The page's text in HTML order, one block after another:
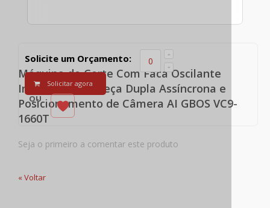
Máquina de Corte Com Faca Oscilante
Inteligente, Cabeça Dupla Assíncrona e
Posicionamento de Câmera AI GBOS VC9-
1660T
Seja o primeiro a comentar este produto
Solicite um Orçamento:
Solicitar agora
OU
«Voltar